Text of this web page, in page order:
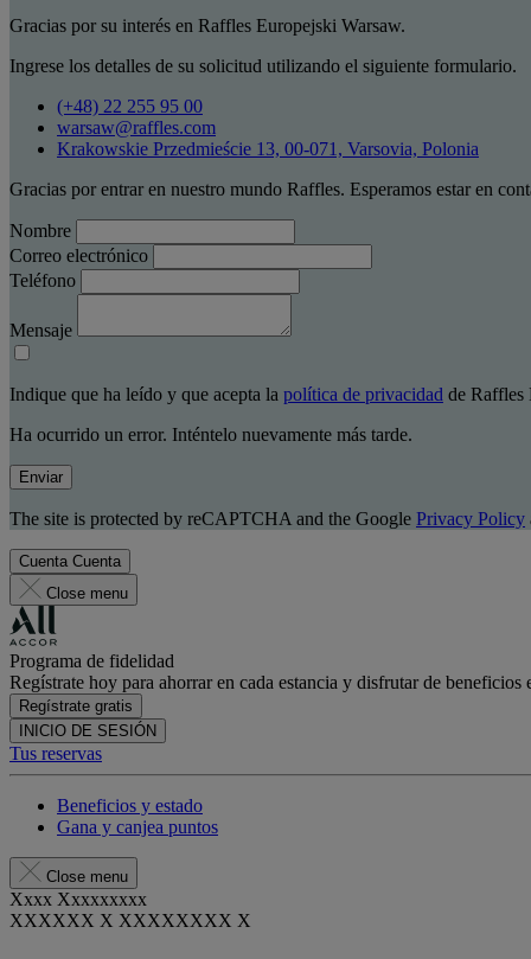
Gracias por su interés en Raffles Europejski Warsaw.
Ingrese los detalles de su solicitud utilizando el siguiente formulario.
(+48) 22 255 95 00
warsaw@raffles.com
Krakowskie Przedmieście 13, 00-071, Varsovia, Polonia
Gracias por entrar en nuestro mundo Raffles. Esperamos estar en
Nombre
Correo electrónico
Teléfono
Mensaje
Indique que ha leído y que acepta la política de privacidad de Raffles
Ha ocurrido un error. Inténtelo nuevamente más tarde.
Enviar
The site is protected by reCAPTCHA and the Google Privacy Policy
Cuenta Cuenta
Close menu
Programa de fidelidad
Regístrate hoy para ahorrar en cada estancia y disfrutar de beneficios
Regístrate gratis
INICIO DE SESIÓN
Tus reservas
Beneficios y estado
Gana y canjea puntos
Close menu
Xxxx Xxxxxxxxx
XXXXXX X XXXXXXXX X